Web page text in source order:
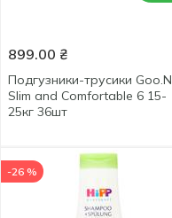
899.00 ₴
Подгузники-трусики Goo.N
Slim and Comfortable 6 15-
25кг 36шт
-26 %